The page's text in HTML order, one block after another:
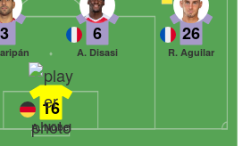
16
A. Nübel
3 6
A. Disasi
26
R. Aguilar